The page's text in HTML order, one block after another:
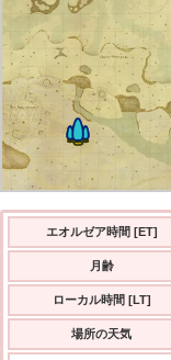
エオルゼア時間 [ET]
月齢
ローカル時間 [LT]
場所の天気